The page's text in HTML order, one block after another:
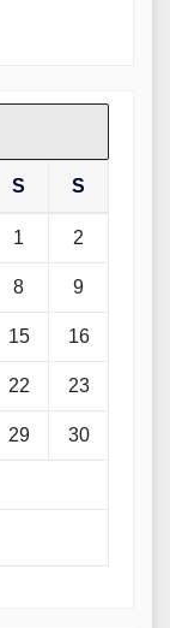
S S
1 2
8 9
15 16
22 23
29 30